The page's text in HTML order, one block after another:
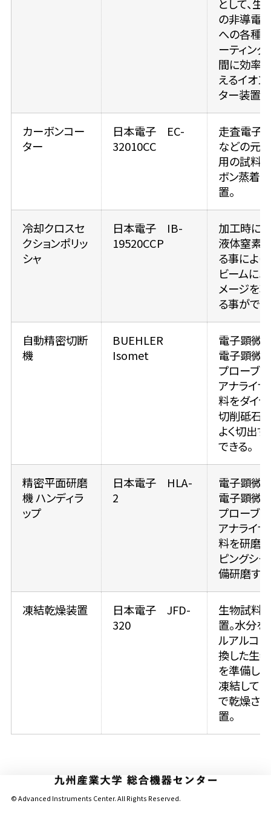
として、生
の非導電
への各種
ーティン
間に効率
えるイオン
ター装置。
カーボンコー
ター
日本電子 EC-
32010CC
走査電子
などの元
用の試料
ボン蒸着
置。
冷却クロスセ
クションポリッ
シャ
日本電子 IB-
19520CCP
加工時に
液体窒素
る事により
ビームに
メージを
る事ができ
自動精密切断
機
BUEHLER
Isomet
電子顕微
電子顕微
プローブ
アナライ
料をダイヤ
切削砥石
よく切出す
できる。
精密平面研磨
機 ハンディラ
ップ
日本電子 HLA-
2
電子顕微
電子顕微
プローブ
アナライ
料を研磨
ピングシ
備研磨す
凍結乾燥装置
日本電子 JFD-
320
生物試料
置。水分
ルアルコ
換した生
を準備し、
凍結して
で乾燥さ
置。
© Advanced Instruments Center. All Rights Reserved.